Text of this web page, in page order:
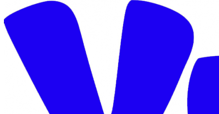
Картриджи и баллоны для диспенсеров
освежителя воздуха
Листовые бумажные полотенца
Протирочный материал в рулонах
Салфетки для лица
Туалетная бумага в больших рулонах
Туалетная бумага в стандартных рулонах
Туалетная бумага листовая
Туалетная бумага с центральной вытяжкой
Сушилки для рук
V-образные сушилки
Погружные сушилки для рук
Сушилки для рук антивандальные